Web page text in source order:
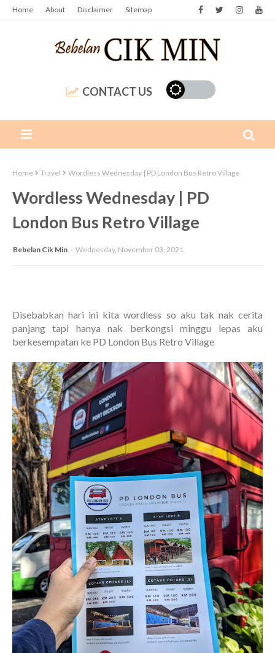
Home About Disclaimer Sitemap
CONTACT US
Home Travel Wordless Wednesday | PD London Bus Retro Village
Wordless Wednesday | PD
London Bus Retro Village
Bebelan Cik Min Wednesday, November 03, 2021
Disebabkan hari ini kita wordless so aku tak nak cerita
panjang tapi hanya nak berkongsi minggu lepas aku
berkesempatan ke PD London Bus Retro Village